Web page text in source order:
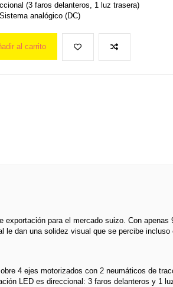
(3 faros delanteros, 1 luz trasera)
analógico (DC)
al carrito
para el mercado suizo. Con
dan una solidez visual que se percibe incluso
4 ejes motorizados con 2 neumáticos de
LED es direccional: 3 faros delanteros y 1